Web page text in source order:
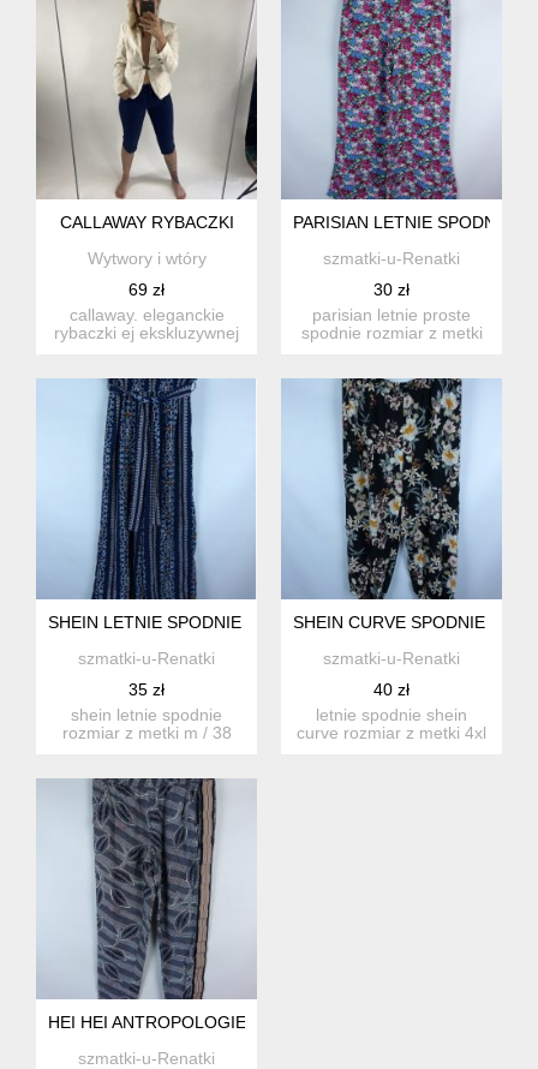
CALLAWAY RYBACZKI
Wytwory i wtóry
69 zł
callaway. eleganckie
rybaczki ej ekskluzywnej
PARISIAN LETNIE SPODNIE
szmatki-u-Renatki
30 zł
parisian letnie proste
spodnie rozmiar z metki
SHEIN LETNIE SPODNIE Z PASKIEM PROSTE M / 38
szmatki-u-Renatki
35 zł
shein letnie spodnie
rozmiar z metki m / 38
SHEIN CURVE SPODNIE NA
szmatki-u-Renatki
40 zł
letnie spodnie shein
curve rozmiar z metki 4xl
HEI HEI ANTROPOLOGIE LETNIE SPODNIE WISKOZA / S
szmatki-u-Renatki